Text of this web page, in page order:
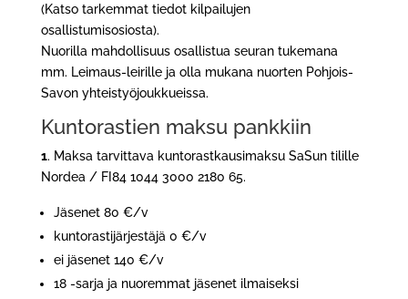
(Katso tarkemmat tiedot kilpailujen
osallistumisosiosta).
Nuorilla mahdollisuus osallistua seuran tukemana
mm. Leimaus-leirille ja olla mukana nuorten Pohjois-
Savon yhteistyöjoukkueissa.
Kuntorastien maksu pankkiin
1. Maksa tarvittava kuntorastkausimaksu SaSun tilille
Nordea / FI84 1044 3000 2180 65.
Jäsenet 80 €/v
kuntorastijärjestäjä 0 €/v
ei jäsenet 140 €/v
18 -sarja ja nuoremmat jäsenet ilmaiseksi